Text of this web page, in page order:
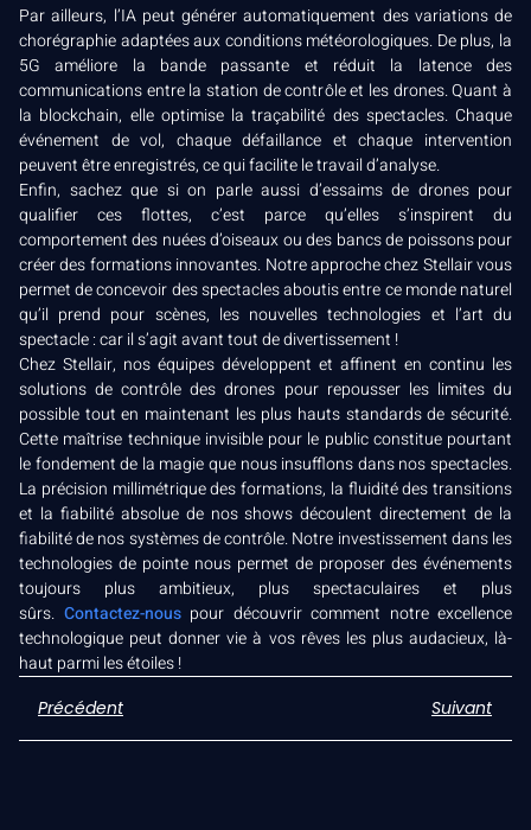
Par ailleurs, l’IA peut générer automatiquement des variations de
chorégraphie adaptées aux conditions météorologiques. De plus, la
5G améliore la bande passante et réduit la latence des
communications entre la station de contrôle et les drones. Quant à
la blockchain, elle optimise la traçabilité des spectacles. Chaque
événement de vol, chaque défaillance et chaque intervention
peuvent être enregistrés, ce qui facilite le travail d’analyse.
Enfin, sachez que si on parle aussi d’essaims de drones pour
qualifier ces flottes, c’est parce qu’elles s’inspirent du
comportement des nuées d’oiseaux ou des bancs de poissons pour
créer des formations innovantes. Notre approche chez Stellair vous
permet de concevoir des spectacles aboutis entre ce monde naturel
qu’il prend pour scènes, les nouvelles technologies et l’art du
spectacle : car il s’agit avant tout de divertissement !
Chez Stellair, nos équipes développent et affinent en continu les
solutions de contrôle des drones pour repousser les limites du
possible tout en maintenant les plus hauts standards de sécurité.
Cette maîtrise technique invisible pour le public constitue pourtant
le fondement de la magie que nous insufflons dans nos spectacles.
La précision millimétrique des formations, la fluidité des transitions
et la fiabilité absolue de nos shows découlent directement de la
fiabilité de nos systèmes de contrôle. Notre investissement dans les
technologies de pointe nous permet de proposer des événements
toujours plus ambitieux, plus spectaculaires et plus
sûrs. Contactez-nouspour découvrir comment notre excellence
technologique peut donner vie à vos rêves les plus audacieux, là-
haut parmi les étoiles !
Précédent Suivant